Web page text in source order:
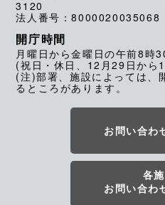
3120
法人番号：8000020035068
開庁時間
月曜日から金曜日の午前8時
(祝日・休日、12月29日から
(注)部署、施設によっては、
るところがあります。
お問い合わ
各
お問い合わ